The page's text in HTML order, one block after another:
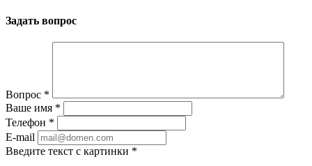
Задать вопрос
Вопрос *
Ваше имя *
Телефон *
E-mail
Введите текст с картинки *